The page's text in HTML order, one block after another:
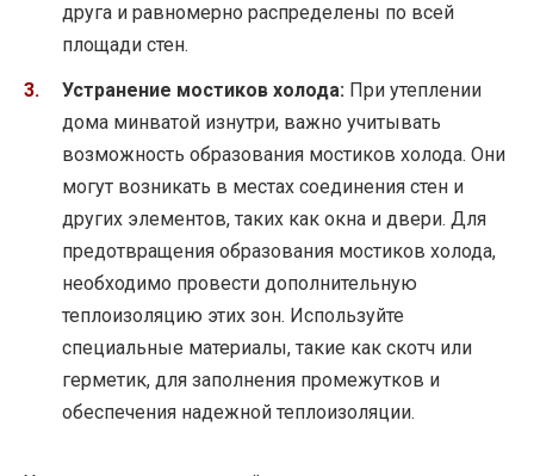
друга и равномерно распределены по всей
площади стен.
Устранение мостиков холода: При утеплении
дома минватой изнутри, важно учитывать
возможность образования мостиков холода. Они
могут возникать в местах соединения стен и
других элементов, таких как окна и двери. Для
предотвращения образования мостиков холода,
необходимо провести дополнительную
теплоизоляцию этих зон. Используйте
специальные материалы, такие как скотч или
герметик, для заполнения промежутков и
обеспечения надежной теплоизоляции.